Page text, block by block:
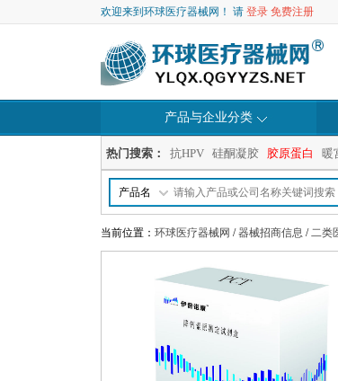
欢迎来到环球医疗器械网！ 请 登录 免费注册
产品与企业分类
热门搜索： 抗HPV 硅酮凝胶 胶原蛋白 暖
产品名
当前位置： 环球医疗器械网 /器械招商信息 /二类